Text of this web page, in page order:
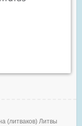
(литваков) Литвы